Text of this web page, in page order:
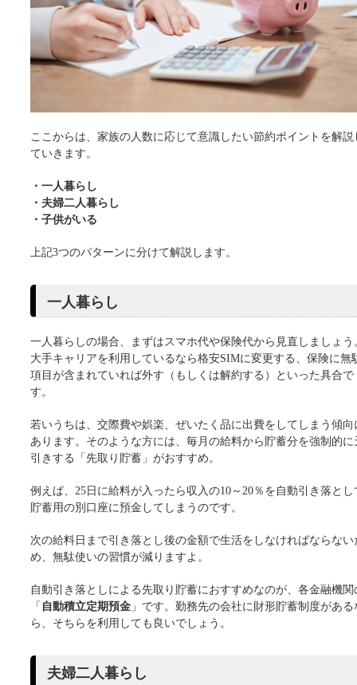
ここからは、家族の人数に応じて意識したい節約ポイントを解説
ていきます。
・一人暮らし
・夫婦二人暮らし
・子供がいる
上記3つのパターンに分けて解説します。
一人暮らし
一人暮らしの場合、まずはスマホ代や保険代から見直しましょう
大手キャリアを利用しているなら格安SIMに変更する、保険に無
項目が含まれていれば外す（もしくは解約する）といった具合で
す。
若いうちは、交際費や娯楽、ぜいたく品に出費をしてしまう傾向
あります。そのような方には、毎月の給料から貯蓄分を強制的に
引きする「先取り貯蓄」がおすすめ。
例えば、25日に給料が入ったら収入の10～20％を自動引き落とし
貯蓄用の別口座に預金してしまうのです。
次の給料日まで引き落とし後の金額で生活をしなければならない
め、無駄使いの習慣が減りますよ。
自動引き落としによる先取り貯蓄におすすめなのが、各金融機関
「 自動積立定期預金 」です。勤務先の会社に財形貯蓄制度がある
ら、そちらを利用しても良いでしょう。
夫婦二人暮らし